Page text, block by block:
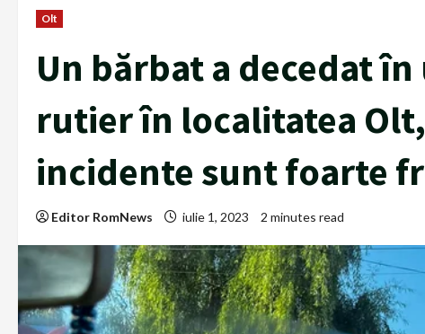
Olt
Un bărbat a decedat
rutier în localitatea
incidente sunt foarte
Editor RomNews iulie 1, 2023 2 minutes read